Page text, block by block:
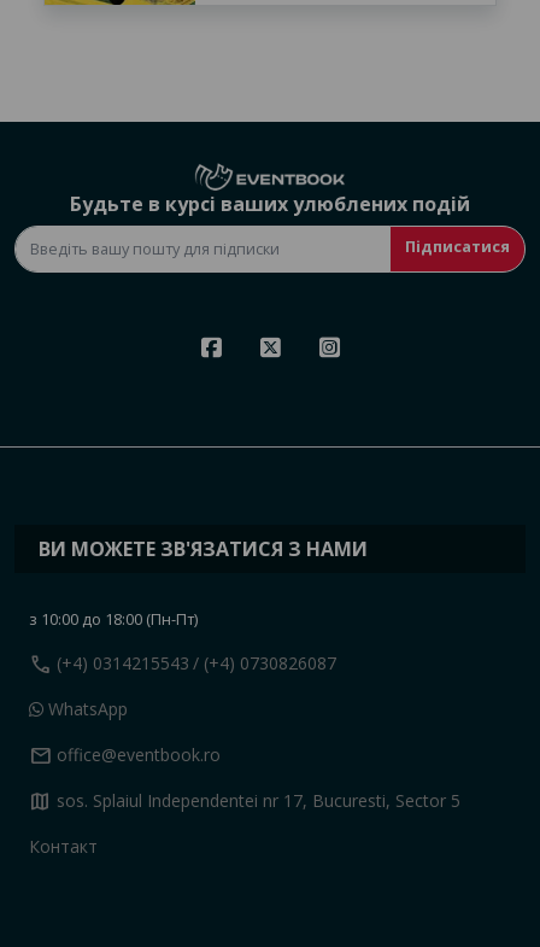
Будьте в курсі ваших улюблених подій
Підписатися
ВИ МОЖЕТЕ ЗВ'ЯЗАТИСЯ З НАМИ
з 10:00 до 18:00 (Пн-Пт)
call (+4) 0314215543 / (+4) 0730826087
WhatsApp
mail office@eventbook.ro
map sos. Splaiul Independentei nr 17, Bucuresti, Sector 5
Контакт